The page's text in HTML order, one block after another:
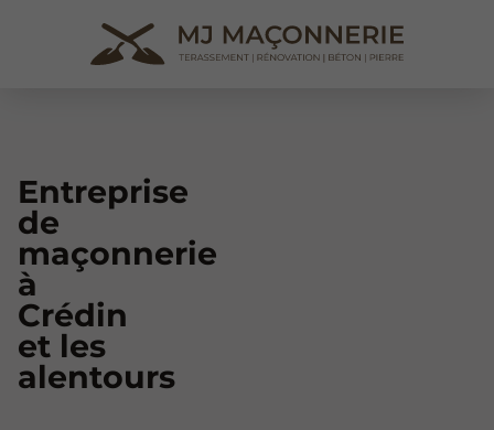
Entreprise
de
maçonnerie
à
Crédin
et les
alentours